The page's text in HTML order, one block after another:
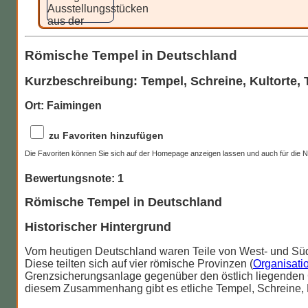
Lateinischer Name:
Augusta Treverorum
Geschichte:
Die Konstantinbasilika wurde für die
Residenz der römischen Kaiser in Trier
zwischen 305 und 311 n.Chr. erbaut. Sie
diente zu dieser Zeit als Audienzhalle. Die
Basilika hatte eine Grundfläche von 74x32,5
m. Zur Ausstattung gehörte auch eine
Fußbodenheizung. Der Innenraum war mit
Marmor und Malereien gestaltet.
Angeschlossen waren sowohl
Im Jahre 902 gelangte die zwischenzeitlich
abgebrannte Ruine an den Bischof von Trier.
Danach wurden auch bauliche
Veränderungen vorgenommen. Im 17. Jhdt.
wurden die Ost- und Südwand eingerissen
und damit für den nebenanliegenden Palais
ein Innenhof geschaffen. Im Jahr 1856 wurde
die Basilika in als evangelische Kirche in
ihrer ursprünglichen Größe wieder
eingeweiht. Der heutige Bauzustand stammt
Regensburg-Museum,
Legionslagermauer, Porta
Praetoria
Römische Tempel in Deutschland
Kurzbeschreibung: Tempel, Schreine, Kultorte,
Ort: Faimingen
zu Favoriten hinzufügen
Die Favoriten können Sie sich auf der Homepage anzeigen lassen und auch für die
Bewertungsnote: 1
Römische Tempel in Deutschland
Historischer Hintergrund
Vom heutigen Deutschland waren Teile von West- und
Diese teilten sich auf vier römische Provinzen (
Grenzsicherungsanlage gegenüber den östlich
diesem Zusammenhang gibt es etliche Tempel,